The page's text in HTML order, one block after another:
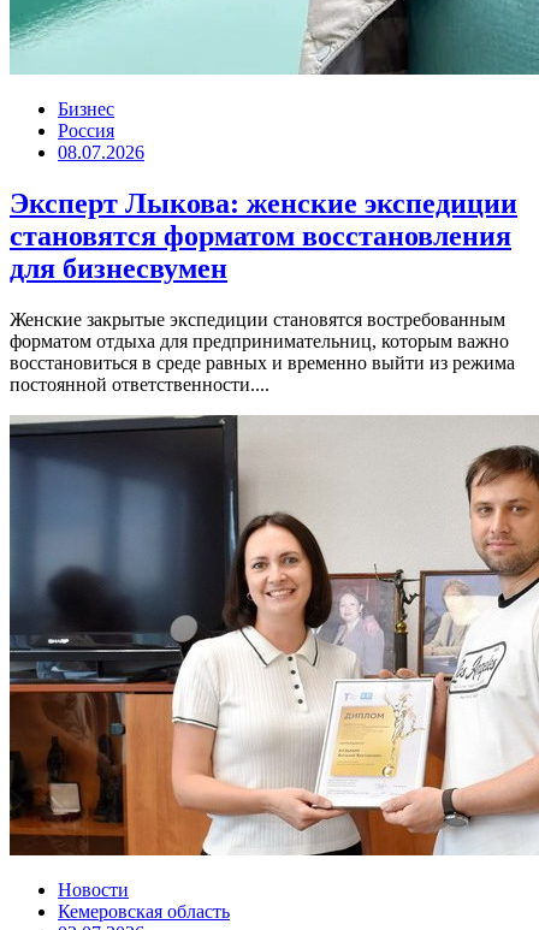
Бизнес
Россия
08.07.2026
Эксперт Лыкова: женские экспедиции
становятся форматом восстановления
для бизнесвумен
Женские закрытые экспедиции становятся востребованным
форматом отдыха для предпринимательниц, которым важно
восстановиться в среде равных и временно выйти из режима
постоянной ответственности....
Новости
Кемеровская область